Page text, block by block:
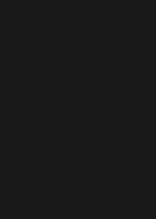
ventana)